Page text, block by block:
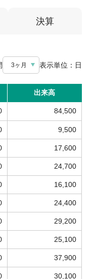
決算
3ヶ月 表示単位： 日
出来高
84,500
9,500
17,600
24,700
16,100
24,400
29,200
25,100
37,900
30,100